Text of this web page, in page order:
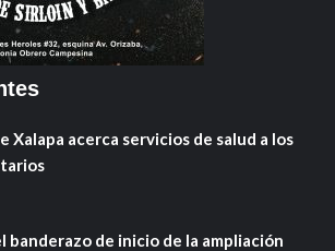
Xalapa acerca servicios de salud a los
banderazo de inicio de la ampliación